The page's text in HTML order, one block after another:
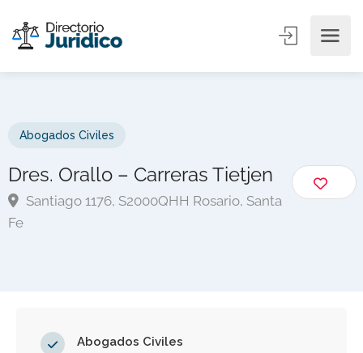
Abogados Civiles
Dres. Orallo – Carreras Tietjen
Santiago 1176, S2000QHH Rosario, Santa
Fe
Abogados Civiles